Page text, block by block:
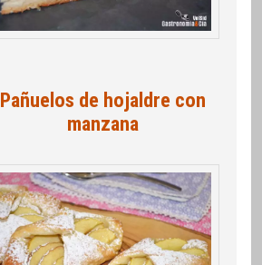
Pañuelos de hojaldre con
manzana